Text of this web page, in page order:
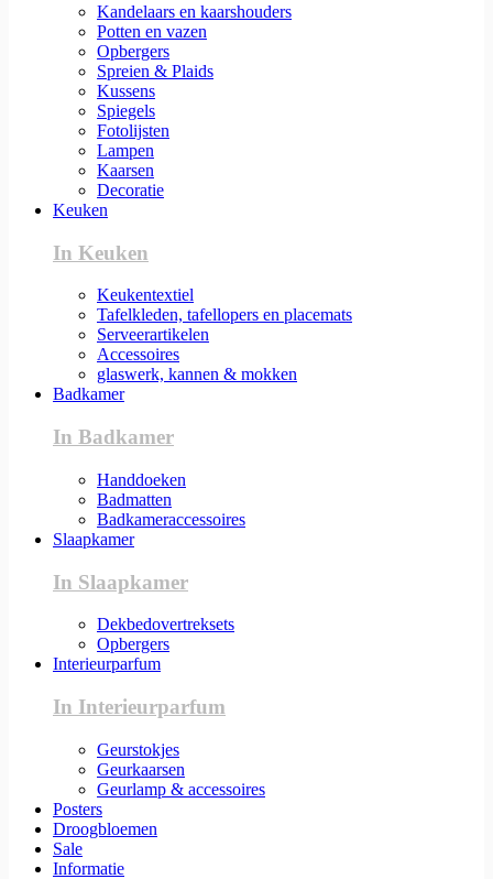
Kandelaars en kaarshouders
Potten en vazen
Opbergers
Spreien & Plaids
Kussens
Spiegels
Fotolijsten
Lampen
Kaarsen
Decoratie
Keuken
In Keuken
Keukentextiel
Tafelkleden, tafellopers en placemats
Serveerartikelen
Accessoires
glaswerk, kannen & mokken
Badkamer
In Badkamer
Handdoeken
Badmatten
Badkameraccessoires
Slaapkamer
In Slaapkamer
Dekbedovertreksets
Opbergers
Interieurparfum
In Interieurparfum
Geurstokjes
Geurkaarsen
Geurlamp & accessoires
Posters
Droogbloemen
Sale
Informatie